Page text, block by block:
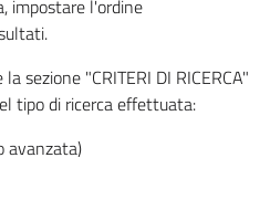
impostare l'ordine
sezione "CRITERI DI RICERCA"
tipo di ricerca effettuata:
avanzata)